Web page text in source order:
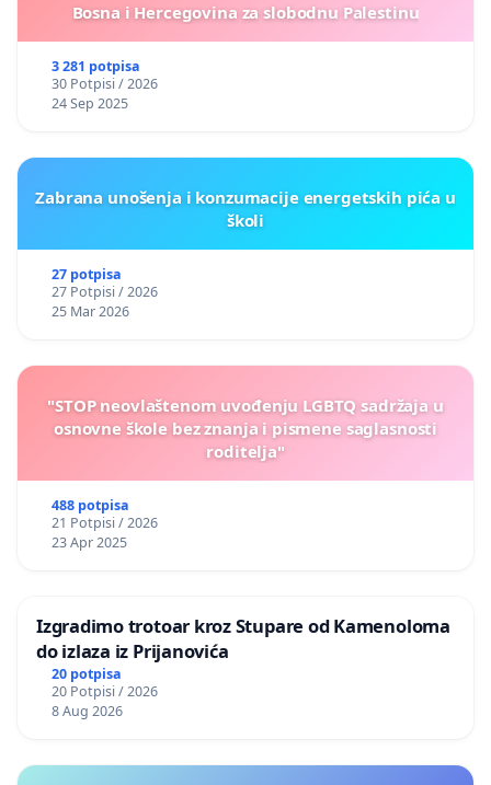
Bosna i Hercegovina za slobodnu Palestinu
3 281 potpisa
30 Potpisi / 2026
24 Sep 2025
Zabrana unošenja i konzumacije energetskih pića u
školi
27 potpisa
27 Potpisi / 2026
25 Mar 2026
"STOP neovlaštenom uvođenju LGBTQ sadržaja u
osnovne škole bez znanja i pismene saglasnosti
roditelja"
488 potpisa
21 Potpisi / 2026
23 Apr 2025
Izgradimo trotoar kroz Stupare od Kamenoloma
do izlaza iz Prijanovića
20 potpisa
20 Potpisi / 2026
8 Aug 2026